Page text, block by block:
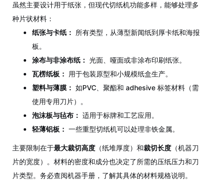
虽然主要设计用于纸张，但现代切纸机功能多样，能够处理多
种片状材料：
纸张与卡纸： 所有类型，从薄型新闻纸到厚卡纸和海报
板。
涂布与非涂布纸： 光面、哑面或非涂布印刷纸张。
瓦楞纸板：
用于包装原型和小规模纸盒生产。
塑料与薄膜： 如PVC、聚酯和 adhesive 标签材料（需
使用专用刀片）。
泡沫板与毡布： 适用于标牌和工艺应用。
轻薄铝板： 一些重型切纸机可以处理非铁金属。
主要限制在于最大裁切高度 （纸堆厚度）和裁切长度 （机器刀
片的宽度）。材料的密度和成分也决定了所需的压纸压力和刀
片类型。务必查阅机器手册，了解其具体的材料规格说明。